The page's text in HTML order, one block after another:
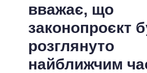
ОГЛЯДИ
ДАЙДЖЕСТИ
ПРЕЗИДЕНТ І ОФІС
ВЕРХОВНА РАДА
КАБІНЕТ МІНІСТРІВ
ГОЛОВИ ОБЛАДМІНІСТРАЦІЙ
МЕРИ МІСТ
ВІДЕО
ПІДТРИМАТИ
ПОРІВНЯННЯ
вважає, що
законопроєкт
розглянуто
найближчим